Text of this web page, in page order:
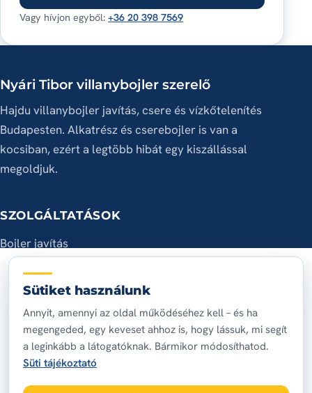
Vagy hívjon egyből:+36 20 398 7569
Nyári Tibor villanybojler szerelő
Hajdu villanybojler javítás, csere és vízkőtelenítés
Budapesten. Alkatrész és cserebojler is van a
kocsiban, ezért a legtöbb hibát egy kiszállással
megoldjuk.
SZOLGÁLTATÁSOK
Bojler javítás
Bojler csere
Vízkőtelenítés és anódcsere
Új villanybojler bekötés
Gázbojler cseréje
Karbantartás
Sütiket használunk
Annyit, amennyi az oldal működéséhez kell – és ha
megengeded, egy keveset ahhoz is, hogy lássuk, mi segít
a leginkább a látogatóknak. Bármikor módosíthatod.
Süti tájékoztató